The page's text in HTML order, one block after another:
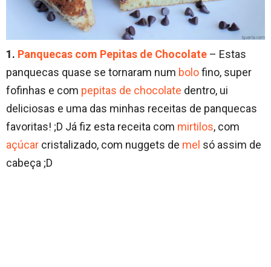
1. Panquecas com Pepitas de Chocolate – Estas
panquecas quase se tornaram num bolofino, super
fofinhas e com pepitas de chocolate dentro, ui
deliciosas e uma das minhas receitas de panquecas
favoritas! ;D Já fiz esta receita com mirtilos, com
açúcar cristalizado, com nuggets de mel só assim de
cabeça ;D